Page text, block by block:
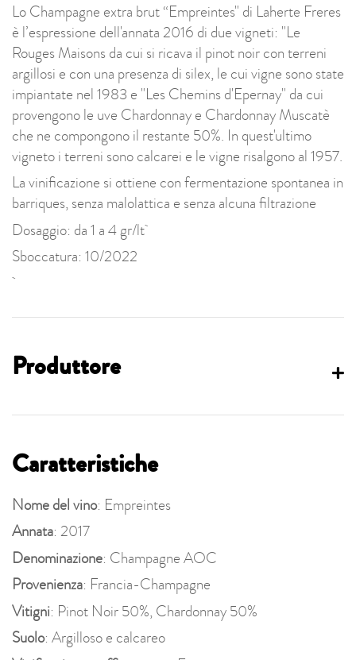
Lo Champagne extra brut “Empreintes" di Laherte Freres
è l’espressione dell'annata 2016 di due vigneti: "Le
Rouges Maisons da cui si ricava il pinot noir con terreni
argillosi e con una presenza di silex, le cui vigne sono state
impiantate nel 1983 e "Les Chemins d'Epernay" da cui
provengono le uve Chardonnay e Chardonnay Muscatè
che ne compongono il restante 50%. In quest'ultimo
vigneto i terreni sono calcarei e le vigne risalgono al 1957.
La vinificazione si ottiene con fermentazione spontanea in
barriques, senza malolattica e senza alcuna filtrazione
Dosaggio: da 1 a 4 gr/lt
Sboccatura: 10/2022
Produttore
Caratteristiche
Nome del vino: Empreintes
Annata: 2017
Denominazione: Champagne AOC
Provenienza: Francia-Champagne
Vitigni: Pinot Noir 50%, Chardonnay 50%
Suolo: Argilloso e calcareo